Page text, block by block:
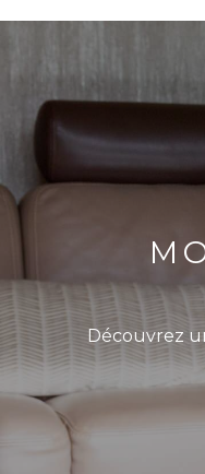
Découvrez